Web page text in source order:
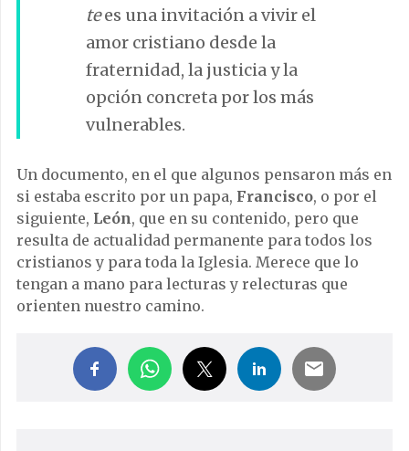
tees una invitación a vivir el
amor cristiano desde la
fraternidad, la justicia y la
opción concreta por los más
vulnerables.
Un documento, en el que algunos pensaron más en
si estaba escrito por un papa, Francisco, o por el
siguiente, León, que en su contenido, pero que
resulta de actualidad permanente para todos los
cristianos y para toda la Iglesia. Merece que lo
tengan a mano para lecturas y relecturas que
orienten nuestro camino.